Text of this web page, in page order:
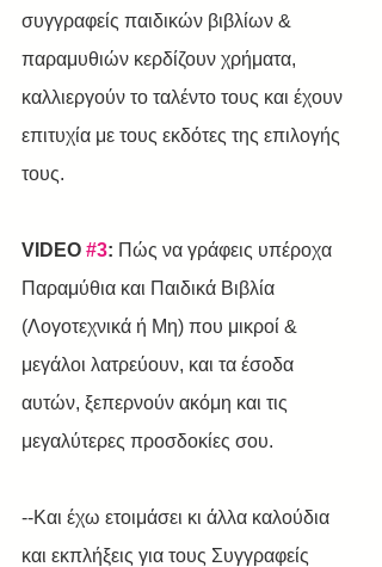
συγγραφείς παιδικών βιβλίων &
παραμυθιών κερδίζουν χρήματα,
καλλιεργούν το ταλέντο τους και έχουν
επιτυχία με τους εκδότες της επιλογής
τους.
VIDEO #3: Πώς να γράφεις υπέροχα
Παραμύθια και Παιδικά Βιβλία
(Λογοτεχνικά ή Μη) που μικροί &
μεγάλοι λατρεύουν, και τα έσοδα
αυτών, ξεπερνούν ακόμη και τις
μεγαλύτερες προσδοκίες σου.
--Και έχω ετοιμάσει κι άλλα καλούδια
και εκπλήξεις για τους Συγγραφείς